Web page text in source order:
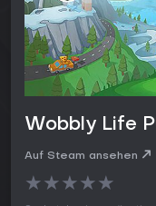
Wobbly Life
Auf Steam ansehen
★★★★★